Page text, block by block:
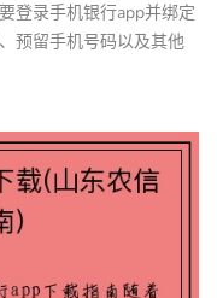
登录手机银行app并绑定
预留手机号码以及其他